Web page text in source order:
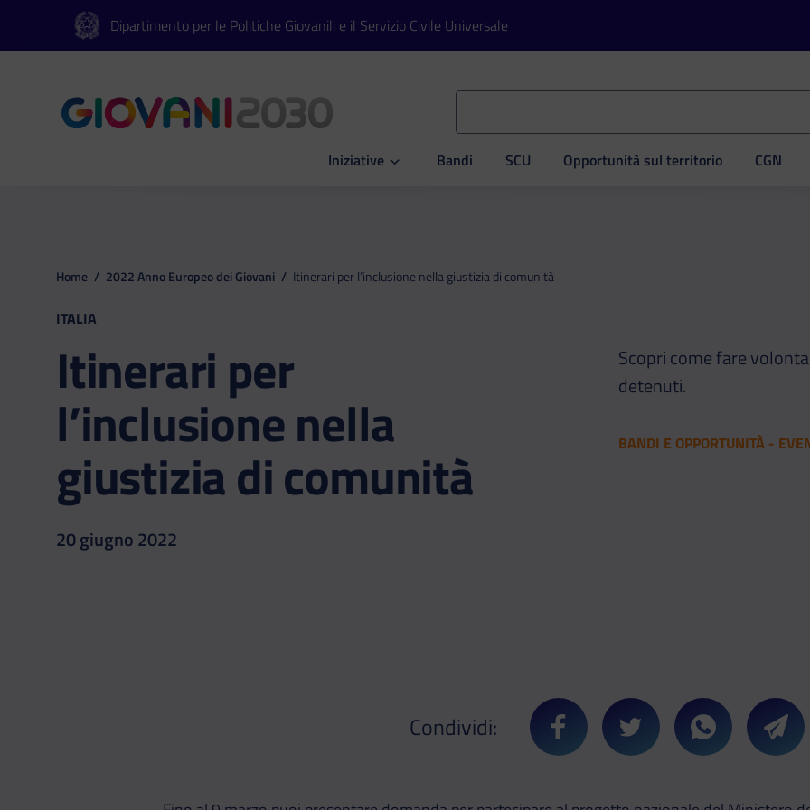
Vai al contenuto principale
Vai al footer Dipartimento per le Politiche Giovanili e il Servizio Civile Universale
Iniziative
Apri Iniziative Bandi SCU Opportunità sul territorio CGN
Home / 2022 Anno Europeo dei Giovani / Itinerari per l’inclusione nella giustizia di comunità
ITALIA
Itinerari per
l’inclusione nella
giustizia di comunità
20 giugno 2022
Scopri come fare
detenuti.
BANDI E OPPORTUNITÀ -
Condividi: Condividi su Facebook
Condividi su Twitter
Condividi su